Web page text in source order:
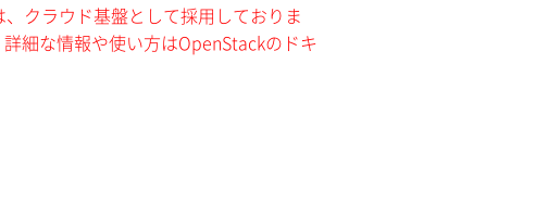
クラウド基盤として採用しておりま
細な情報や使い方はOpenStackのドキ